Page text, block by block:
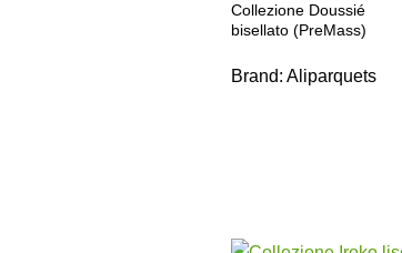
Collezione Doussié
bisellato (PreMass)
Brand: Aliparquets